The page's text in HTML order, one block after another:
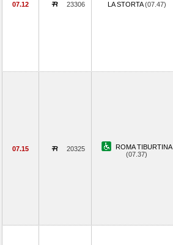
07.12 23306 LA STORTA(07.47)
07.15 20325
ROMA TIBURTINA
(07.37)